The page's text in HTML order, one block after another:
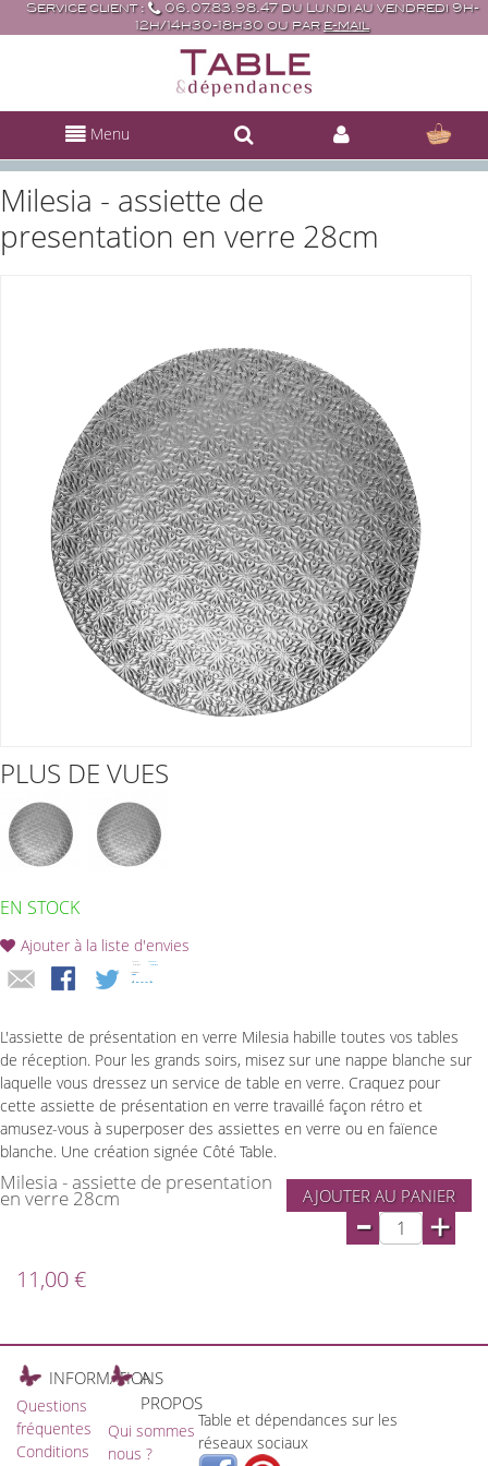
Service client :
06.07.83.98.47 du Lundi au vendredi 9h-
12h/14h30-18h30 ou par e-mail
Menu
Milesia - assiette de
presentation en verre 28cm
PLUS DE VUES
EN STOCK
Ajouter à la liste d'envies
L'assiette de présentation en verre Milesia habille toutes vos tables
de réception. Pour les grands soirs, misez sur une nappe blanche sur
laquelle vous dressez un service de table en verre. Craquez pour
cette assiette de présentation en verre travaillé façon rétro et
amusez-vous à superposer des assiettes en verre ou en faïence
blanche. Une création signée Côté Table.
Milesia - assiette de presentation
en verre 28cm AJOUTER AU PANIER
- +
11,00 €
INFORMATIONS
Questions
fréquentes
Conditions
A
PROPOS
Qui sommes
nous ?
Table et dépendances sur les
réseaux sociaux